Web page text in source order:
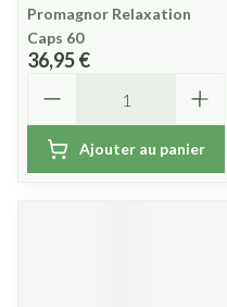
Promagnor Relaxation
Caps 60
36,95 €
Ajouter au panier